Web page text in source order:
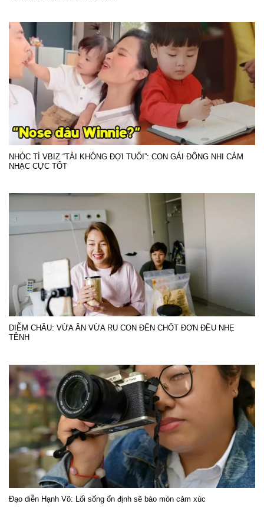
NHÓC TÌ VBIZ “TÀI KHÔNG ĐỢI TUỔI”: CON GÁI ĐÔNG NHI CẢM
NHẠC CỰC TỐT
DIỄM CHÂU: VỪA ĂN VỪA RU CON ĐẾN CHỐT ĐƠN ĐỀU NHẸ
TÊNH
Đạo diễn Hạnh Võ: Lối sống ổn định sẽ bào mòn cảm xúc